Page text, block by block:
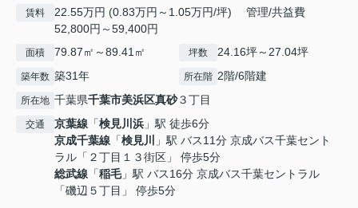
賃料
22.55万円 (0.83万円～1.05万円/坪) 管理/共益費
52,800円～59,400円
面積 79.87㎡～89.41㎡ 坪数 24.16坪～27.04坪
築年数 築31年 所在階 2階/6階建
所在地 千葉県千葉市美浜区真砂３丁目
交通 京葉線 「検見川浜 」駅 徒歩6分
京成千葉線 「検見川
」駅 バス11分 京成バス千葉セント
ラル「２丁目１３街区」 停歩5分
総武線 「稲毛」駅 バス16分 京成バス千葉セントラル
「磯辺５丁目」 停歩5分